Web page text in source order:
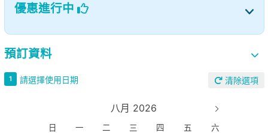
優惠進行中
預訂資料
1 請選擇使用日期 清除選項
八月 2026
日 一 二 三 四 五
六